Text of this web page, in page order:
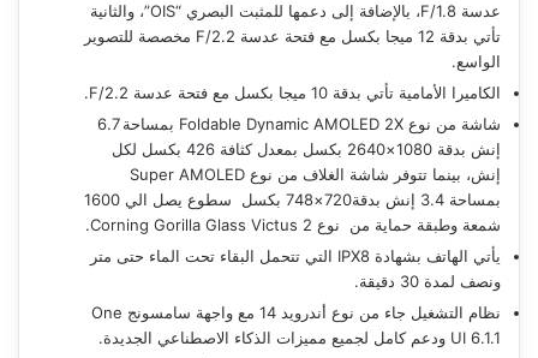
عدسة F/1.8، بالإضافة إلى دعمها للمثبت البصري “OIS”، والثانية
تأتي بدقة 12 ميجا بكسل مع فتحة عدسة F/2.2 مخصصة للتصوير
الواسع.
الكاميرا الأمامية تأتي بدقة 10 ميجا بكسل مع فتحة عدسة F/2.2.
شاشة من نوع Foldable Dynamic AMOLED 2X بمساحة 6.7
إنش بدقة 1080×2640 بكسل بمعدل كثافة 426 بكسل لكل
إنش، بينما تتوفر شاشة الغلاف من نوع Super AMOLED
بمساحة 3.4 إنش بدقة720×748 بكسل سطوع يصل الي 1600
شمعة وطبقة حماية من نوع Corning Gorilla Glass Victus 2.
يأتي الهاتف بشهادة IPX8 التي تتحمل البقاء تحت الماء حتى متر
ونصف لمدة 30 دقيقة.
نظام التشغيل جاء من نوع أندرويد 14 مع واجهة سامسونج One
UI 6.1.1 ودعم كامل لجميع مميزات الذكاء الاصطناعي الجديدة.